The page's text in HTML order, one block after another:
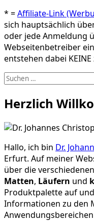
* =Affiliate-Link
sich hauptsächlich
oder jede Anmeldung
Webseitenbetreiber
entstehen dabei
Suchen
Herzlich
Hallo, ich bin Dr.
Erfurt. Auf meiner
über die
Matten, Läufern und
Produktpalette auf
Informationen zu den